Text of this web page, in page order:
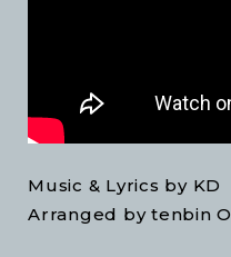
Music & Lyrics by KD
Arranged by tenbin O